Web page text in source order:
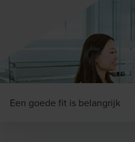
Een goede fit is belangrijk